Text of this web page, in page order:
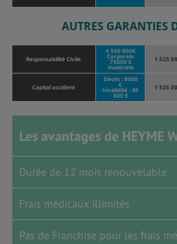
AUTRES GARANTIES
Responsabilité Civile
4 500 000€
Corporels
75000 €
matériels
1 525
Capital accident
Décès : 8000
€
Invalidité : 40
000 €
1 525
Les avantages de HEYME
Durée de 12 mois renouvelable
Frais médicaux illimités
Pas de Franchise pour les frais